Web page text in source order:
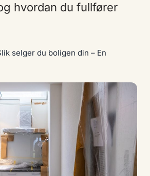
hvordan du fullfører
selger du boligen din – En